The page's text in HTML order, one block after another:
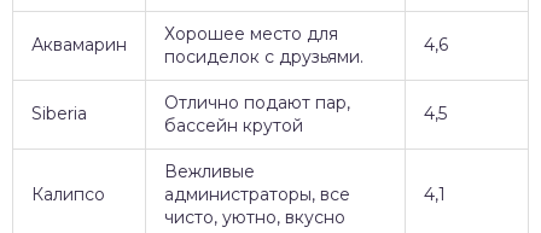
Аквамарин
Хорошее место для
посиделок с друзьями.
4,6
Siberia
Отлично подают пар,
бассейн крутой
4,5
Калипсо
Вежливые
администраторы, все
чисто, уютно, вкусно
4,1